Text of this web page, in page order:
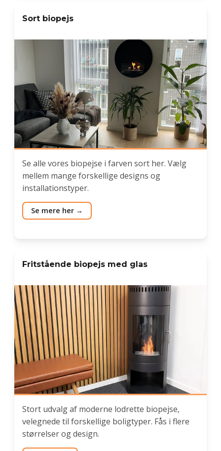
Sort biopejs
Se alle vores biopejse i farven sort her. Vælg
mellem mange forskellige designs og
installationstyper.
Se mere her
Fritstående biopejs med glas
Stort udvalg af moderne lodrette biopejse,
velegnede til forskellige boligtyper. Fås i flere
størrelser og design.